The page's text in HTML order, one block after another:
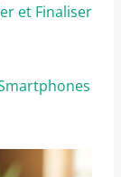
et Finaliser